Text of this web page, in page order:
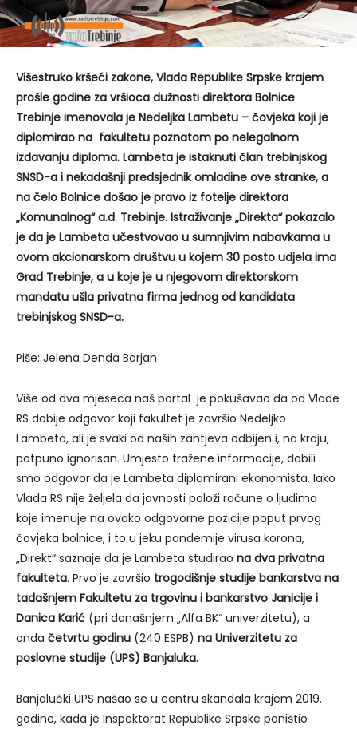
Višestruko kršeći zakone, Vlada Republike Srpske krajem
prošle godine za vršioca dužnosti direktora Bolnice
Trebinje imenovala je Nedeljka Lambetu – čovjeka koji je
diplomirao na fakultetu poznatom po nelegalnom
izdavanju diploma. Lambeta je istaknuti član trebinjskog
SNSD-a i nekadašnji predsjednik omladine ove stranke, a
na čelo Bolnice došao je pravo iz fotelje direktora
„Komunalnog“ a.d. Trebinje. Istraživanje „Direkta“ pokazalo
je da je Lambeta učestvovao u sumnjivim nabavkama u
ovom akcionarskom društvu u kojem 30 posto udjela ima
Grad Trebinje, a u koje je u njegovom direktorskom
mandatu ušla privatna firma jednog od kandidata
trebinjskog SNSD-a.
Piše: Jelena Denda Borjan
Više od dva mjeseca naš portal je pokušavao da od Vlade
RS dobije odgovor koji fakultet je završio Nedeljko
Lambeta, ali je svaki od naših zahtjeva odbijen i, na kraju,
potpuno ignorisan. Umjesto tražene informacije, dobili
smo odgovor da je Lambeta diplomirani ekonomista. Iako
Vlada RS nije željela da javnosti položi račune o ljudima
koje imenuje na ovako odgovorne pozicije poput prvog
čovjeka bolnice, i to u jeku pandemije virusa korona,
„Direkt“ saznaje da je Lambeta studirao na dva privatna
fakulteta. Prvo je završio trogodišnje studije bankarstva na
tadašnjem Fakultetu za trgovinu i bankarstvo Janicije i
Danica Karić (pri današnjem „Alfa BK“ univerzitetu), a
onda četvrtu godinu (240 ESPB) na Univerzitetu za
poslovne studije (UPS) Banjaluka.
Banjalučki UPS našao se u centru skandala krajem 2019.
godine, kada je Inspektorat Republike Srpske poništio